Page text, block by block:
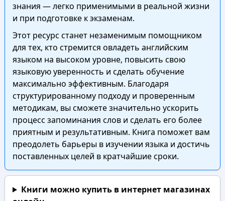
знания — легко применимыми в реальной жизни
и при подготовке к экзаменам.
Этот ресурс станет незаменимым помощником
для тех, кто стремится овладеть английским
языком на высоком уровне, повысить свою
языковую уверенность и сделать обучение
максимально эффективным. Благодаря
структурированному подходу и проверенным
методикам, вы сможете значительно ускорить
процесс запоминания слов и сделать его более
приятным и результативным. Книга поможет вам
преодолеть барьеры в изучении языка и достичь
поставленных целей в кратчайшие сроки.
Книги можно купить в интернет магазинах